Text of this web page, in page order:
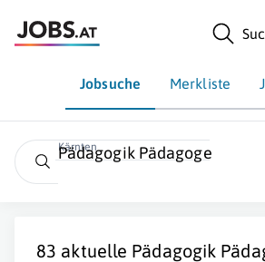
Jobsuche Merkliste
Kärnten
Pädagogik Pädagoge
83 aktuelle Pädagogik